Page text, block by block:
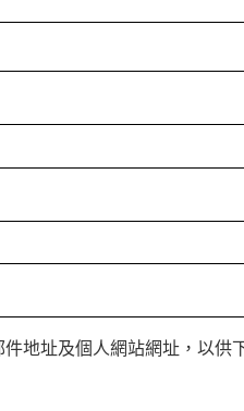
地址及個人網站網址，以供